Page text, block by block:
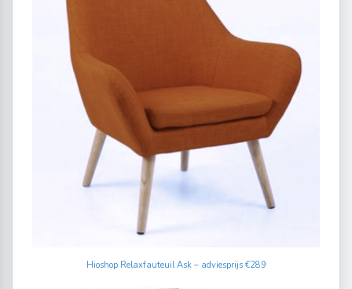
Hioshop Relaxfauteuil Ask – adviesprijs €289